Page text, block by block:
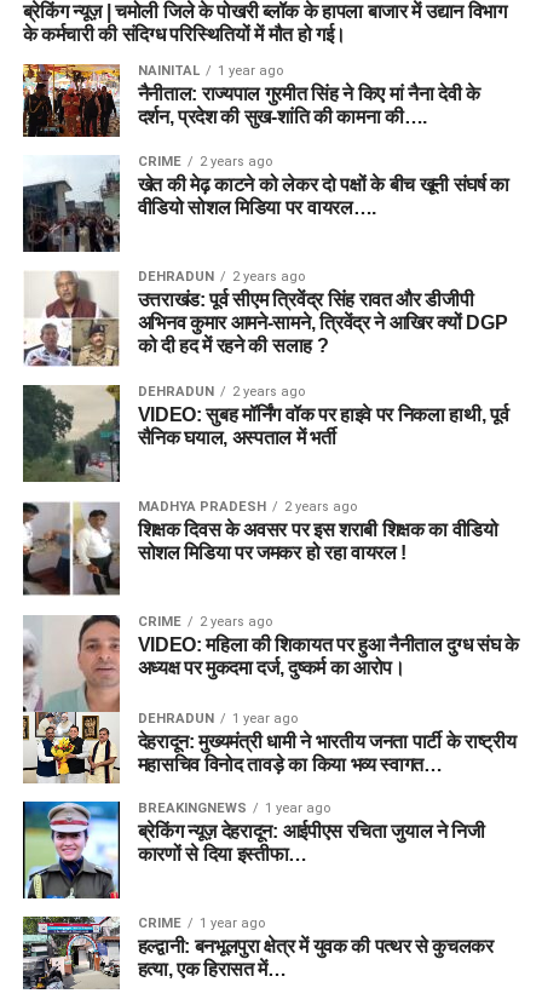
ब्रेकिंग न्यूज़ | चमोली जिले के पोखरी ब्लॉक के हापला बाजार में उद्यान विभाग
के कर्मचारी की संदिग्ध परिस्थितियों में मौत हो गई।
NAINITAL 1 year ago
नैनीताल: राज्यपाल गुरमीत सिंह ने किए मां नैना देवी के
दर्शन, प्रदेश की सुख-शांति की कामना की….
CRIME 2 years ago
खेत की मेढ़ काटने को लेकर दो पक्षों के बीच खूनी संघर्ष का
वीडियो सोशल मिडिया पर वायरल….
DEHRADUN 2 years ago
उत्तराखंड: पूर्व सीएम त्रिवेंद्र सिंह रावत और डीजीपी
अभिनव कुमार आमने-सामने, त्रिवेंद्र ने आखिर क्यों DGP
को दी हद में रहने की सलाह ?
DEHRADUN 2 years ago
VIDEO: सुबह मॉर्निंग वॉक पर हाइवे पर निकला हाथी, पूर्व
सैनिक घयाल, अस्पताल में भर्ती
MADHYA PRADESH 2 years ago
शिक्षक दिवस के अवसर पर इस शराबी शिक्षक का वीडियो
सोशल मिडिया पर जमकर हो रहा वायरल !
CRIME 2 years ago
VIDEO: महिला की शिकायत पर हुआ नैनीताल दुग्ध संघ के
अध्यक्ष पर मुकदमा दर्ज, दुष्कर्म का आरोप।
DEHRADUN 1 year ago
देहरादून: मुख्यमंत्री धामी ने भारतीय जनता पार्टी के राष्ट्रीय
महासचिव विनोद तावड़े का किया भव्य स्वागत…
BREAKINGNEWS 1 year ago
ब्रेकिंग न्यूज़ देहरादून: आईपीएस रचिता जुयाल ने निजी
कारणों से दिया इस्तीफा…
CRIME 1 year ago
हल्द्वानी: बनभूलपुरा क्षेत्र में युवक की पत्थर से कुचलकर
हत्या, एक हिरासत में…